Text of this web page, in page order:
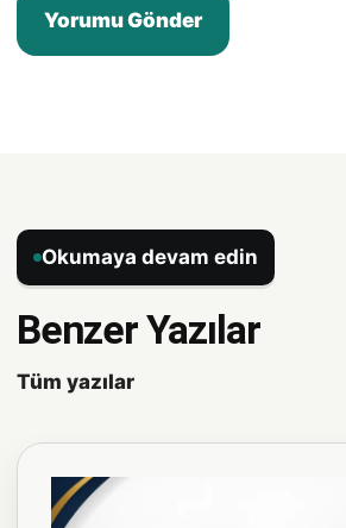
Okumaya devam edin
Benzer Yazılar
Tüm yazılar